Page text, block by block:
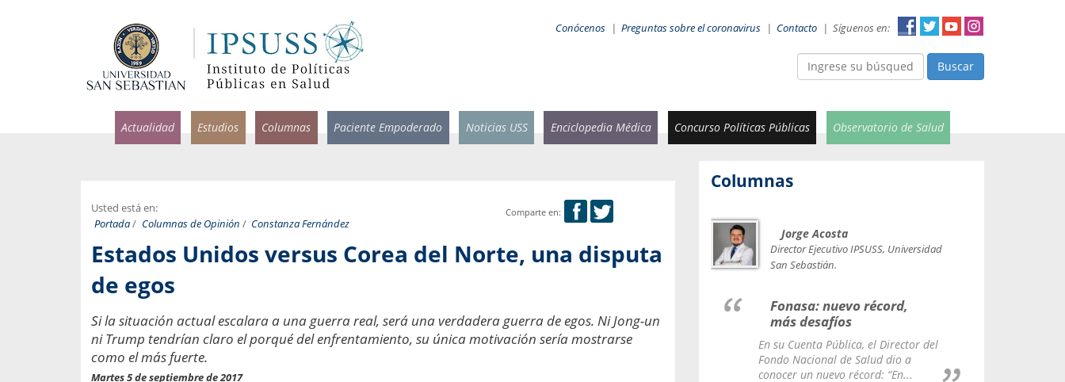
Conócenos | Preguntas sobre el coronavirus | Contacto | Síguenos en:
Buscar
Actualidad Estudios Columnas Paciente Empoderado Noticias USS Enciclopedia Médica Concurso Políticas Públicas Observatorio de Salud
Comparte en:
Usted está en:
Portada/ Columnas de Opinión / Constanza Fernández
Estados Unidos versus Corea del Norte, una disputa
de egos
Si la situación actual escalara a una guerra real, será una verdadera guerra de egos. Ni Jong-un
ni Trump tendrían claro el porqué del enfrentamiento, su única motivación sería mostrarse
como el más fuerte.
Martes 5 de septiembre de 2017
Columnas
Facultad de Medicina USS.
por incapacidad
entregados por la
sobre viajes al extranjero
Infectólogo y profesor asistente de
Medicina, Universidad San Sebastián
Usamos la palabra pandemia cuando
una enfermedad contagiosa se
Decana facultad de Odontología,
Universidad San Sebastián.
salud bucal?
En Chile, nadie muere de caries ni de
Jorge Acosta
Director Ejecutivo IPSUSS, Universidad
San Sebastián.
Fonasa: nuevo récord,
más desafíos
En su Cuenta Pública, el Director del
Fondo Nacional de Salud dio a
conocer un nuevo récord: “En...